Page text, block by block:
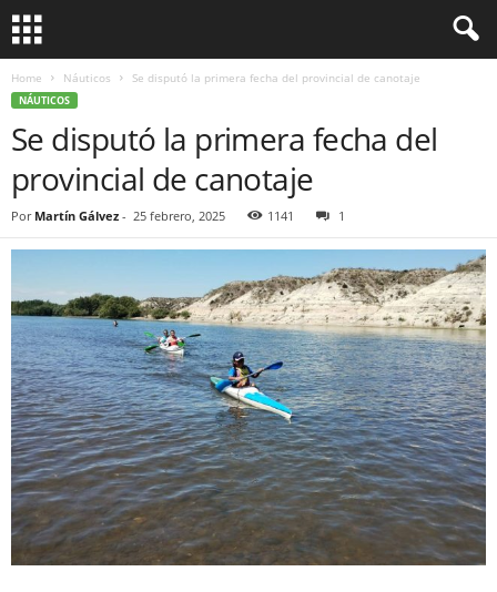
Home Náuticos Se disputó la primera fecha del provincial de canotaje
NÁUTICOS
Se disputó la primera fecha del
provincial de canotaje
Por Martín Gálvez - 25 febrero, 2025 1141 1